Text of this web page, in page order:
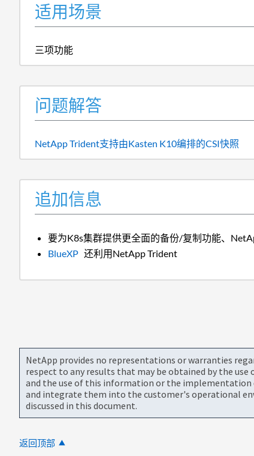
适用场景
三项功能
问题解答
NetApp Trident支持由Kasten K10编排的CSI快照
追加信息
要为K8s集群提供更全面的备份/复制功能、
BlueXP 还利用NetApp Trident
NetApp provides no representations or warranties
respect to any results that may be obtained by the
and the use of this information or the implementation
and integrate them into the customer's operational
discussed in this document.
返回顶部